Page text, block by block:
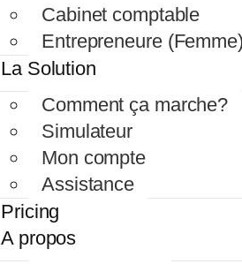
Cabinet comptable
Entrepreneure
La Solution
Comment ça marche?
Simulateur
Mon compte
Assistance
Pricing
A propos